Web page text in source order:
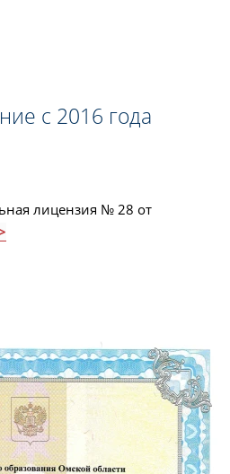
с 2016 года
лицензия № 28 от